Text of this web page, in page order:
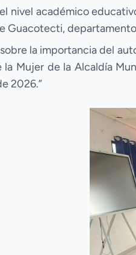
nivel académico
Guacotecti,
la importancia del
la Mujer de la Alcaldía
2026.”